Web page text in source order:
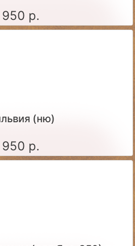
950 р.
(ню)
950 р.